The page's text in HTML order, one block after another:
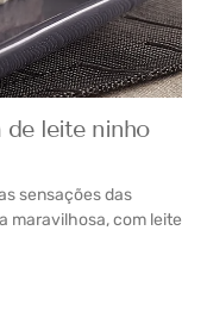
leite ninho
sensações das
maravilhosa, com leite